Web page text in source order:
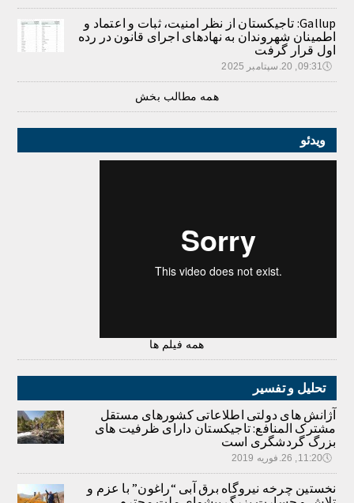
Gallup: تاجیکستان از نظر امنیت، ثبات و اعتماد و
اطمینان شهروندان به نهادهای اجرای قانون در رده
اول قرار گرفت
🕔09:31, 20.سپتامبر 2025
همه مطالب بخش
ویدئو
همه فیلم ها
تحلیل و تفسیر
آژانش های دولتی اطلاعاتی کشورهای مستقل
مشترک المنافع: تاجیکستان دارای ظرفیت های
بزرگ گردشگری است
🕔11:20, 26.فوریه 2019
نخستین چرخه نیروگاه برق آبی “راغون” با عزم و